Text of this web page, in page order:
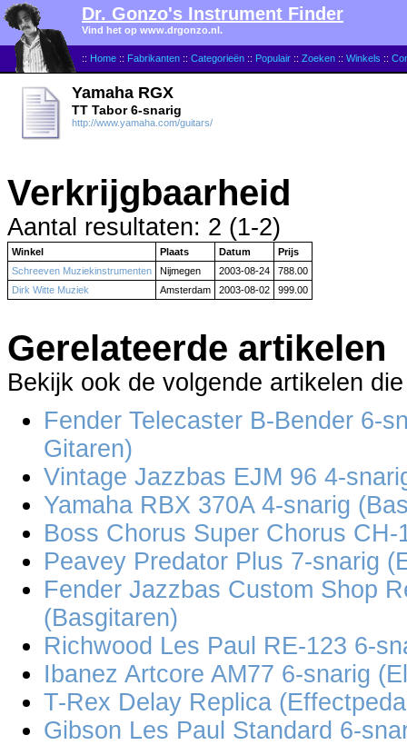
:: Home :: Fabrikanten :: Categorieën :: Populair :: Zoeken :: Winkels ::
Dr. Gonzo's Instrument Finder
Vind het op www.drgonzo.nl.
Yamaha RGX
TT Tabor 6-snarig
http://www.yamaha.com/guitars/
Verkrijgbaarheid
Aantal resultaten: 2 (1-2)
Winkel Plaats Datum
Prijs
Schreeven Muziekinstrumenten
Nijmegen 2003-08-24
788.00
Dirk Witte Muziek
Amsterdam 2003-08-02 999.00
Gerelateerde artikelen
Bekijk ook de volgende artikelen
Fender Telecaster B-Bender 6-
Gitaren)
Vintage Jazzbas EJM 96 4-
Yamaha RBX 370A 4-snarig
Boss Chorus Super Chorus
Peavey Predator Plus 7-snarig
Fender Jazzbas Custom Shop
(Basgitaren)
Richwood Les Paul RE-123 6-
Ibanez Artcore AM77 6-snarig
T-Rex Delay Replica
Gibson Les Paul Standard 6-